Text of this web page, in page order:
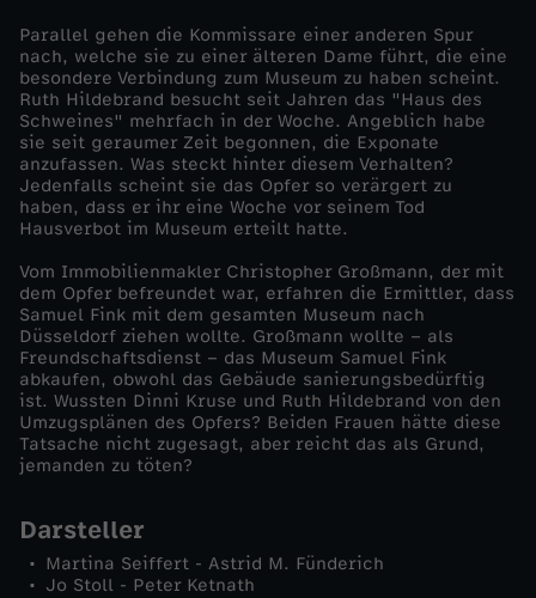
l
e
n
v
o
r
d
i
e
S
Parallel gehen die Kommissare einer anderen Spur
nach, welche sie zu einer älteren Dame führt, die eine
besondere Verbindung zum Museum zu haben scheint.
Ruth Hildebrand besucht seit Jahren das "Haus des
Schweines" mehrfach in der Woche. Angeblich habe
sie seit geraumer Zeit begonnen, die Exponate
anzufassen. Was steckt hinter diesem Verhalten?
Jedenfalls scheint sie das Opfer so verärgert zu
haben, dass er ihr eine Woche vor seinem Tod
Hausverbot im Museum erteilt hatte.
Vom Immobilienmakler Christopher Großmann, der mit
dem Opfer befreundet war, erfahren die Ermittler, dass
Samuel Fink mit dem gesamten Museum nach
Düsseldorf ziehen wollte. Großmann wollte – als
Freundschaftsdienst – das Museum Samuel Fink
abkaufen, obwohl das Gebäude sanierungsbedürftig
ist. Wussten Dinni Kruse und Ruth Hildebrand von den
Umzugsplänen des Opfers? Beiden Frauen hätte diese
Tatsache nicht zugesagt, aber reicht das als Grund,
jemanden zu töten?
Darsteller
Martina Seiffert - Astrid M. Fünderich
Jo Stoll - Peter Ketnath